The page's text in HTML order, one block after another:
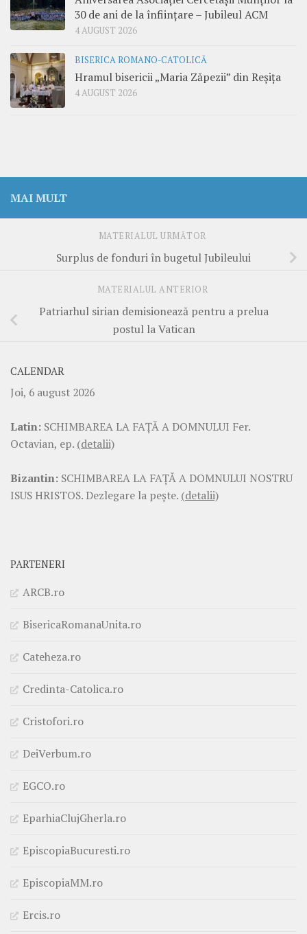
30 de ani de la înființare – Jubileul ACM
4 AUGUST 2026
BISERICA ROMANO-CATOLICĂ
Hramul bisericii „Maria Zăpezii” din Reșița
4 AUGUST 2026
MAI MULT
MATERIALUL URMĂTOR
Surplus de fonduri în bugetul Jubileului
MATERIALUL ANTERIOR
Patriarhul sirian demisionează pentru a prelua
postul la Vatican
CALENDAR
Joi, 6 august 2026
Latin: SCHIMBAREA LA FAŢĂ A DOMNULUI Fer.
Octavian, ep. (detalii)
Bizantin: SCHIMBAREA LA FAŢĂ A DOMNULUI NOSTRU
ISUS HRISTOS. Dezlegare la pește. (detalii)
PARTENERI
ARCB.ro
BisericaRomanaUnita.ro
Cateheza.ro
Credinta-Catolica.ro
Cristofori.ro
DeiVerbum.ro
EGCO.ro
EparhiaClujGherla.ro
EpiscopiaBucuresti.ro
EpiscopiaMM.ro
Ercis.ro